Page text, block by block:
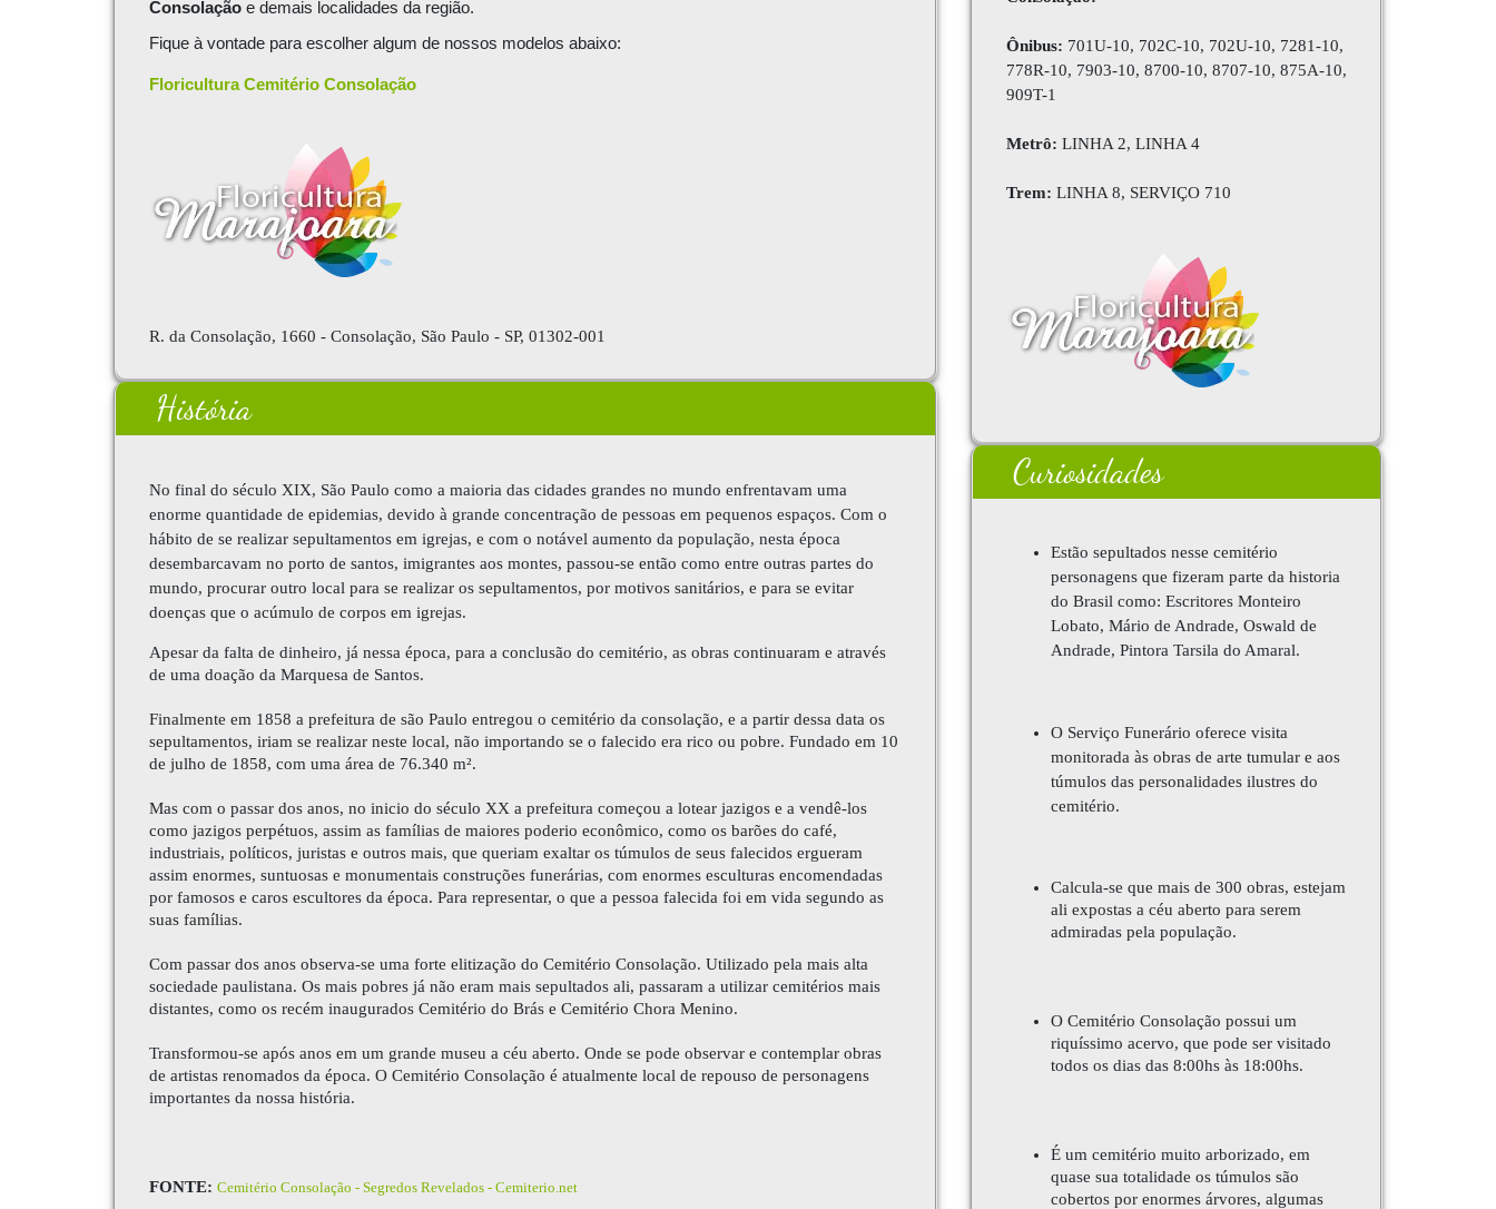
Consolação e demais localidades da região.
Fique à vontade para escolher algum de nossos modelos abaixo:
FloriculturaCemitério Consolação
R. da Consolação, 1660 - Consolação, São Paulo - SP, 01302-001
História
No final do século XIX, São Paulo como a maioria das cidades grandes no mundo enfrentavam uma
enorme quantidade de epidemias, devido à grande concentração de pessoas em pequenos espaços. Com o
hábito de se realizar sepultamentos em igrejas, e com o notável aumento da população, nesta época
desembarcavam no porto de santos, imigrantes aos montes, passou-se então como entre outras partes do
mundo, procurar outro local para se realizar os sepultamentos, por motivos sanitários, e para se evitar
doenças que o acúmulo de corpos em igrejas.
Apesar da falta de dinheiro, já nessa época, para a conclusão do cemitério, as obras continuaram e através
de uma doação da Marquesa de Santos.
Finalmente em 1858 a prefeitura de são Paulo entregou o cemitério da consolação, e a partir dessa data os
sepultamentos, iriam se realizar neste local, não importando se o falecido era rico ou pobre. Fundado em 10
de julho de 1858, com uma área de 76.340 m².
Mas com o passar dos anos, no inicio do século XX a prefeitura começou a lotear jazigos e a vendê-los
como jazigos perpétuos, assim as famílias de maiores poderio econômico, como os barões do café,
industriais, políticos, juristas e outros mais, que queriam exaltar os túmulos de seus falecidos ergueram
assim enormes, suntuosas e monumentais construções funerárias, com enormes esculturas encomendadas
por famosos e caros escultores da época. Para representar, o que a pessoa falecida foi em vida segundo as
suas famílias.
Com passar dos anos observa-se uma forte elitização do Cemitério Consolação. Utilizado pela mais alta
sociedade paulistana. Os mais pobres já não eram mais sepultados ali, passaram a utilizar cemitérios mais
distantes, como os recém inaugurados Cemitério do Brás e Cemitério Chora Menino.
Transformou-se após anos em um grande museu a céu aberto. Onde se pode observar e contemplar obras
de artistas renomados da época. O Cemitério Consolação é atualmente local de repouso de personagens
importantes da nossa história.
FONTE: Cemitério Consolação - Segredos Revelados - Cemiterio.net
Ônibus: 701U-10, 702C-10, 702U-10, 7281-10,
778R-10, 7903-10, 8700-10, 8707-10, 875A-10,
909T-1
Metrô: LINHA 2, LINHA 4
Trem: LINHA 8, SERVIÇO 710
Curiosidades
Estão sepultados nesse cemitério
personagens que fizeram parte da historia
do Brasil como: Escritores Monteiro
Lobato, Mário de Andrade, Oswald de
Andrade, Pintora Tarsila do Amaral.
O Serviço Funerário oferece visita
monitorada às obras de arte tumular e aos
túmulos das personalidades ilustres do
cemitério.
Calcula-se que mais de 300 obras, estejam
ali expostas a céu aberto para serem
admiradas pela população.
O Cemitério Consolação possui um
riquíssimo acervo, que pode ser visitado
todos os dias das 8:00hs às 18:00hs.
É um cemitério muito arborizado, em
quase sua totalidade os túmulos são
cobertos por enormes árvores, algumas